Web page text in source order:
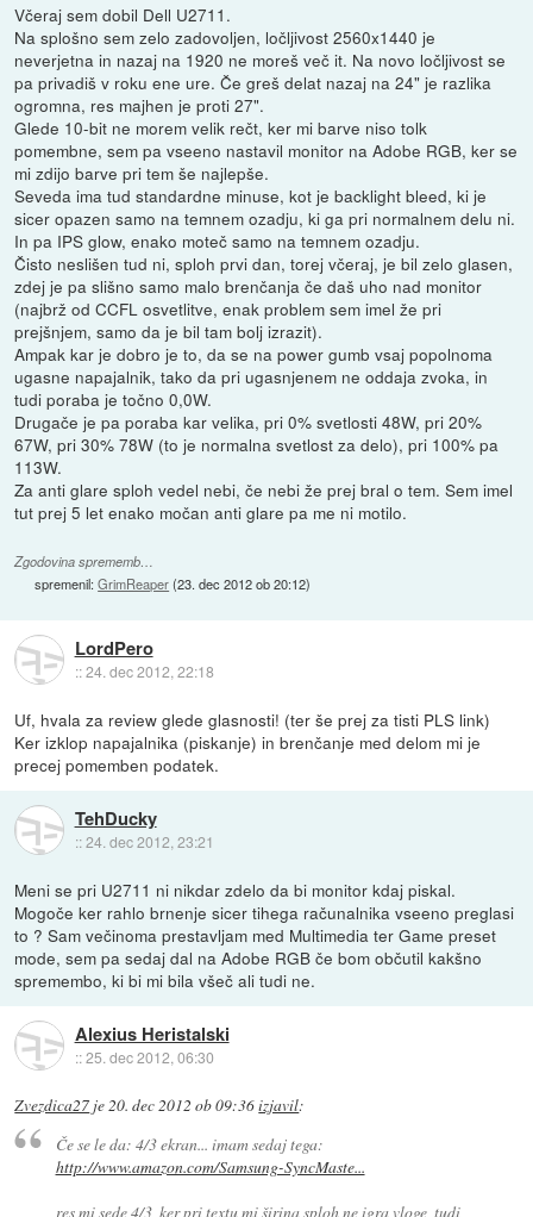
Včeraj sem dobil Dell U2711.
Na splošno sem zelo zadovoljen, ločljivost 2560x1440 je
neverjetna in nazaj na 1920 ne moreš več it. Na novo ločljivost se
pa privadiš v roku ene ure. Če greš delat nazaj na 24" je razlika
ogromna, res majhen je proti 27".
Glede 10-bit ne morem velik rečt, ker mi barve niso tolk
pomembne, sem pa vseeno nastavil monitor na Adobe RGB, ker se
mi zdijo barve pri tem še najlepše.
Seveda ima tud standardne minuse, kot je backlight bleed, ki je
sicer opazen samo na temnem ozadju, ki ga pri normalnem delu ni.
In pa IPS glow, enako moteč samo na temnem ozadju.
Čisto neslišen tud ni, sploh prvi dan, torej včeraj, je bil zelo glasen,
zdej je pa slišno samo malo brenčanja če daš uho nad monitor
(najbrž od CCFL osvetlitve, enak problem sem imel že pri
prejšnjem, samo da je bil tam bolj izrazit).
Ampak kar je dobro je to, da se na power gumb vsaj popolnoma
ugasne napajalnik, tako da pri ugasnjenem ne oddaja zvoka, in
tudi poraba je točno 0,0W.
Drugače je pa poraba kar velika, pri 0% svetlosti 48W, pri 20%
67W, pri 30% 78W (to je normalna svetlost za delo), pri 100% pa
113W.
Za anti glare sploh vedel nebi, če nebi že prej bral o tem. Sem imel
tut prej 5 let enako močan anti glare pa me ni motilo.
Zgodovina sprememb…
spremenil:GrimReaper(23. dec 2012 ob 20:12)
LordPero
::24. dec 2012, 22:18
Uf, hvala za review glede glasnosti! (ter še prej za tisti PLS link)
Ker izklop napajalnika (piskanje) in brenčanje med delom mi je
precej pomemben podatek.
TehDucky
::24. dec 2012, 23:21
Meni se pri U2711 ni nikdar zdelo da bi monitor kdaj piskal.
Mogoče ker rahlo brnenje sicer tihega računalnika vseeno preglasi
to ? Sam večinoma prestavljam med Multimedia ter Game preset
mode, sem pa sedaj dal na Adobe RGB če bom občutil kakšno
spremembo, ki bi mi bila všeč ali tudi ne.
Alexius Heristalski
::25. dec 2012, 06:30
Zvezdica27 je20. dec 2012 ob 09:36izjavil:
Če se le da: 4/3 ekran... imam sedaj tega:
http://www.amazon.com/Samsung-SyncMaste...
res mi sede 4/3, ker pri textu mi širina sploh ne igra vloge, tudi